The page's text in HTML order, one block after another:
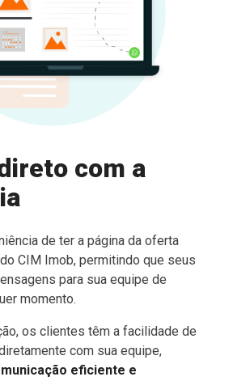
com a
de ter a página da oferta
CIM Imob, permitindo que seus
para sua equipe de
momento.
os clientes têm a facilidade de
com sua equipe,
eficiente e